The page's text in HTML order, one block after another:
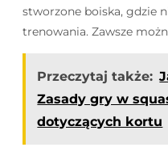
stworzone boiska, gdzie
trenowania. Zawsze
Przeczytaj także:
Zasady gry w
dotyczących kortu